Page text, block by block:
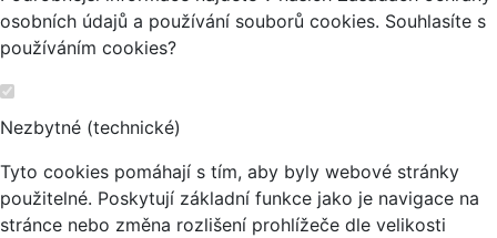
osobních údajů a používání souborů cookies. Souhlasíte s
používáním cookies?
Nezbytné (technické)
Tyto cookies pomáhají s tím, aby byly webové stránky
použitelné. Poskytují základní funkce jako je navigace na
stránce nebo změna rozlišení prohlížeče dle velikosti